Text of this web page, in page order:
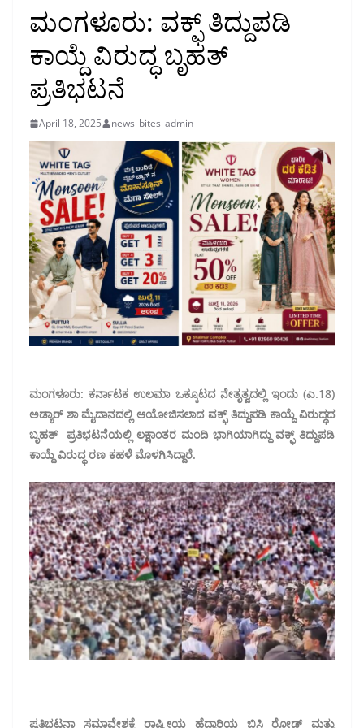
ಮಂಗಳೂರು: ವಕ್ಫ್ ತಿದ್ದುಪಡಿ
ಕಾಯ್ದೆ ವಿರುದ್ಧ ಬೃಹತ್
ಪ್ರತಿಭಟನೆ
April 18, 2025 news_bites_admin
ಮಂಗಳೂರು: ಕರ್ನಾಟಕ ಉಲಮಾ ಒಕ್ಕೂಟದ ನೇತೃತ್ವದಲ್ಲಿ ಇಂದು (ಎ.18)
ಅಡ್ಯಾರ್ ಶಾ ಮೈದಾನದಲ್ಲಿ ಆಯೋಜಿಸಲಾದ ವಕ್ಫ್ ತಿದ್ದುಪಡಿ ಕಾಯ್ದೆ ವಿರುದ್ಧದ
ಬೃಹತ್ ಪ್ರತಿಭಟನೆಯಲ್ಲಿ ಲಕ್ಷಾಂತರ ಮಂದಿ ಭಾಗಿಯಾಗಿದ್ದು ವಕ್ಫ್ ತಿದ್ದುಪಡಿ
ಕಾಯ್ದೆ ವಿರುದ್ಧ ರಣ ಕಹಳೆ ಮೊಳಗಿಸಿದ್ದಾರೆ.
ಪ್ರತಿಭಟನಾ ಸಮಾವೇಶಕ್ಕೆ ರಾಷ್ಟ್ರೀಯ ಹೆದ್ದಾರಿಯ ಬಿಸಿ ರೋಡ್ ಮತ್ತು